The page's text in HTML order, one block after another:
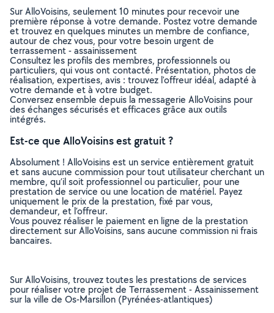
Sur AlloVoisins, seulement 10 minutes pour recevoir une
première réponse à votre demande. Postez votre demande
et trouvez en quelques minutes un membre de confiance,
autour de chez vous, pour votre besoin urgent de
terrassement - assainissement
Consultez les profils des membres, professionnels ou
particuliers, qui vous ont contacté. Présentation, photos de
réalisation, expertises, avis : trouvez l'offreur idéal, adapté à
votre demande et à votre budget.
Conversez ensemble depuis la messagerie AlloVoisins pour
des échanges sécurisés et efficaces grâce aux outils
intégrés.
Est-ce que AlloVoisins est gratuit ?
Absolument ! AlloVoisins est un service entièrement gratuit
et sans aucune commission pour tout utilisateur cherchant un
membre, qu’il soit professionnel ou particulier, pour une
prestation de service ou une location de matériel. Payez
uniquement le prix de la prestation, fixé par vous,
demandeur, et l’offreur.
Vous pouvez réaliser le paiement en ligne de la prestation
directement sur AlloVoisins, sans aucune commission ni frais
bancaires.
Sur AlloVoisins, trouvez toutes les prestations de services
pour réaliser votre projet de Terrassement - Assainissement
sur la ville de Os-Marsillon (Pyrénées-atlantiques)